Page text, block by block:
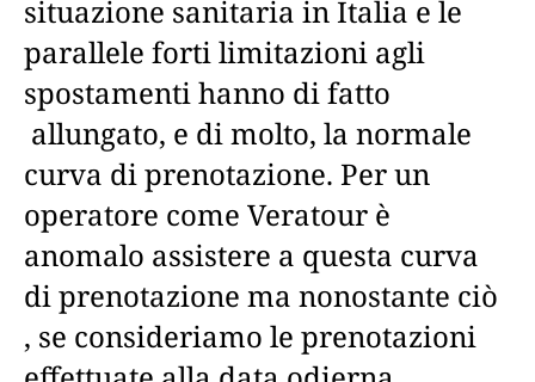
situazione sanitaria in Italia e le
parallele forti limitazioni agli
spostamenti hanno di fatto
allungato, e di molto, la normale
curva di prenotazione. Per un
operatore come Veratour è
anomalo assistere a questa curva
di prenotazione ma nonostante ciò
, se consideriamo le prenotazioni